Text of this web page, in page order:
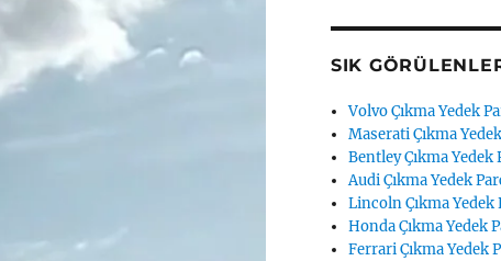
SIK
Volvo Çıkma Yedek
Maserati Çıkma
Bentley Çıkma Yedek
Audi Çıkma Yedek
Lincoln Çıkma Yedek
Honda Çıkma Yedek
Ferrari Çıkma Yedek